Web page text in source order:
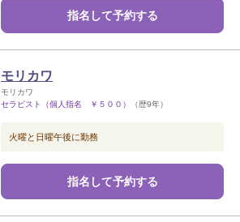
指名して予約する
モリカワ
モリカワ
セラピスト（個人指名 ￥５００）
（歴9年）
火曜と日曜午後に勤務
指名して予約する